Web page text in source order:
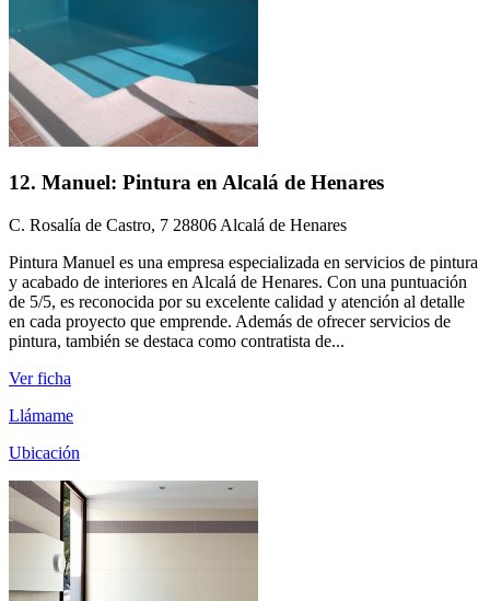
12. Manuel: Pintura en Alcalá de Henares
C. Rosalía de Castro, 7 28806 Alcalá de Henares
Pintura Manuel es una empresa especializada en servicios de pintura
y acabado de interiores en Alcalá de Henares. Con una puntuación
de 5/5, es reconocida por su excelente calidad y atención al detalle
en cada proyecto que emprende. Además de ofrecer servicios de
pintura, también se destaca como contratista de...
Ver ficha
Llámame
Ubicación